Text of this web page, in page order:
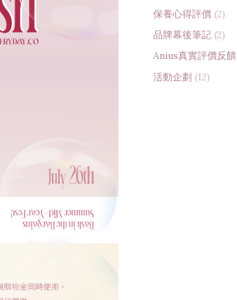
保養心得評價 (2)
品牌幕後筆記 (2)
Anius真實評價反饋
活動企劃 (12)